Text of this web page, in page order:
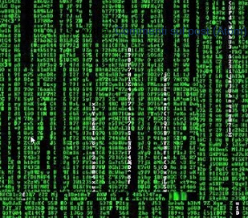
Iscriviti a:Commenti sul post (Atom)